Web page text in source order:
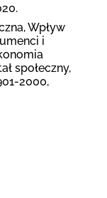
Wpływ
i
społeczny,
2000,